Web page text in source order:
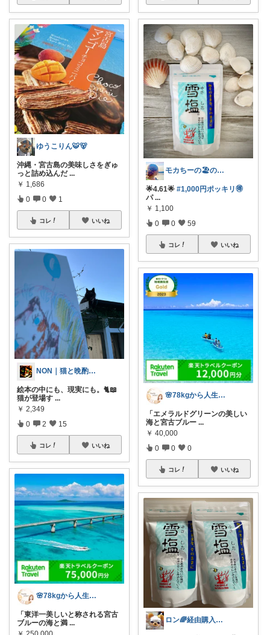
ゆうこりん🐯🐻
沖縄・宮古島の美味しさをぎゅ
っと詰め込んだ ...
￥ 1,686
0 0 1
コレ いいね
NON｜猫と晩酌する料理人
絵本の中にも、現実にも。🐈📖
猫が登場す ...
￥ 2,349
0 2 15
コレ いいね
🌸78kgから人生最後のダイエット挑戦
「東洋一美しいと称される宮古
ブルーの海と満 ...
モカちーの🏖️のんびりライフ🐈✨
🌟4.61🌟 #1,000円ポッキリ🉐
パ ...
￥ 1,100
0 0 59
コレ いいね
🌸78kgから人生最後のダイエット挑戦
「エメラルドグリーンの美しい
海と宮古ブルー ...
￥ 40,000
0 0 0
コレ いいね
ロン🌈経由購入感謝です🙇‍♀️